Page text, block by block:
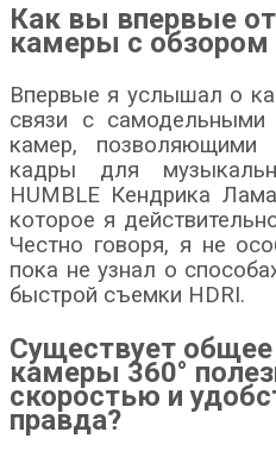
Как вы впервые
камеры с обзором
Впервые я услышал о
связи с
камер, позволяющими
кадры для
HUMBLE Кендрика
которое я
Честно говоря, я не
пока не узнал о
быстрой съемки HDRI.
Существует
камеры 360°
скоростью и
правда?